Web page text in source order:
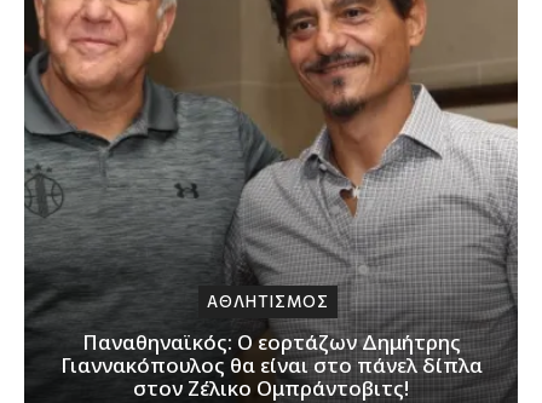
ΑΘΛΗΤΙΣΜΟΣ
Παναθηναϊκός: Ο εορτάζων Δημήτρης
Γιαννακόπουλος θα είναι στο πάνελ δίπλα
στον Ζέλικο Ομπράντοβιτς!